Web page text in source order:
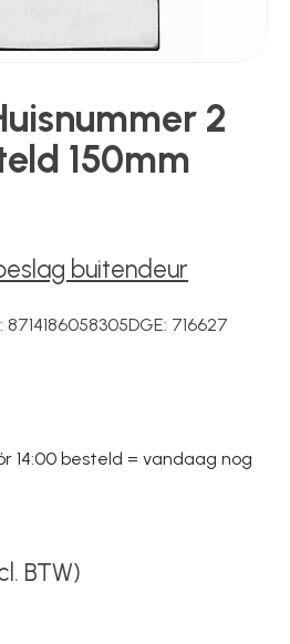
2
150mm
buitendeur
8714186058305DGE: 716627
14:00 besteld = vandaag nog
BTW)